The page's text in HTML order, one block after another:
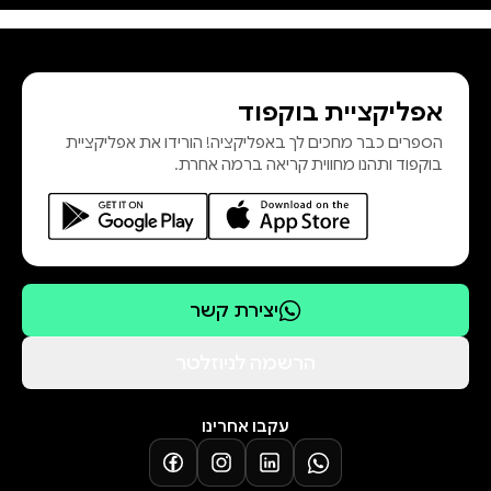
אפליקציית בוקפוד
הספרים כבר מחכים לך באפליקציה! הורידו את אפליקציית
בוקפוד ותהנו מחווית קריאה ברמה אחרת.
יצירת קשר
עקבו אחרינו